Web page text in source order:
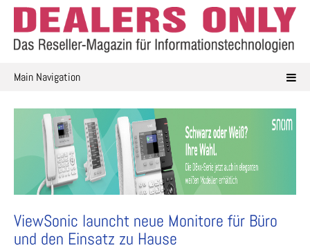
Skip
content
Main Navigation
ViewSonic launcht neue Monitore für Büro
und den Einsatz zu Hause